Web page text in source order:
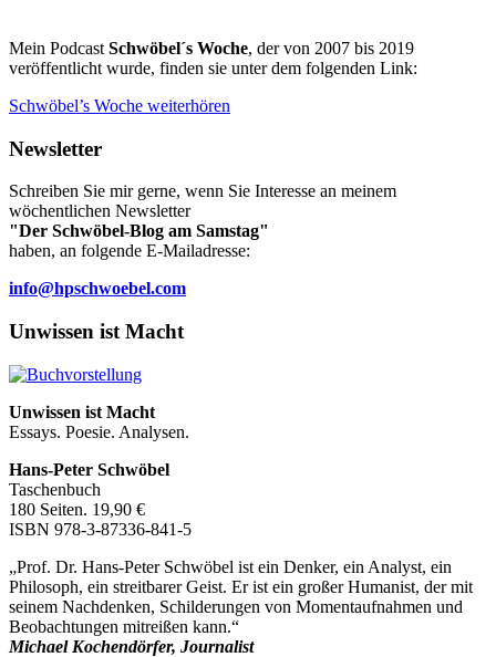
Mein Podcast Schwöbel´s Woche, der von 2007 bis 2019
veröffentlicht wurde, finden sie unter dem folgenden Link:
Schwöbel’s Woche weiterhören
Newsletter
Schreiben Sie mir gerne, wenn Sie Interesse an meinem
wöchentlichen Newsletter
"Der Schwöbel-Blog am Samstag"
haben, an folgende E-Mailadresse:
info@hpschwoebel.com
Unwissen ist Macht
Unwissen ist Macht
Essays. Poesie. Analysen.
Hans-Peter Schwöbel
Taschenbuch
180 Seiten. 19,90 €
ISBN 978-3-87336-841-5
„Prof. Dr. Hans-Peter Schwöbel ist ein Denker, ein Analyst, ein
Philosoph, ein streitbarer Geist. Er ist ein großer Humanist, der mit
seinem Nachdenken, Schilderungen von Momentaufnahmen und
Beobachtungen mitreißen kann.“
Michael Kochendörfer, Journalist